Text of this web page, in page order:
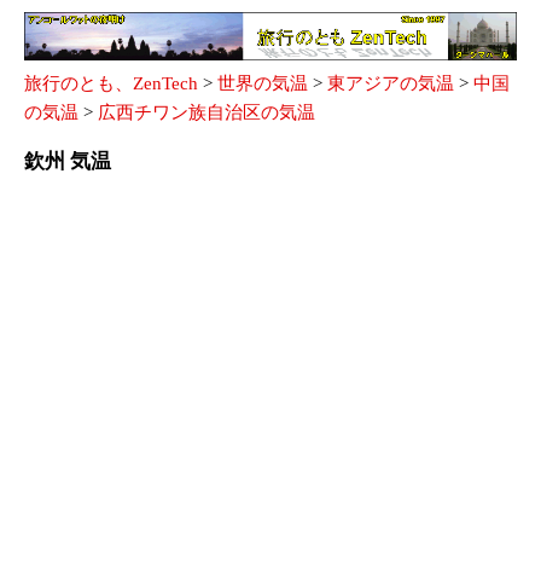
旅行のとも、ZenTech > 世界の気温 > 東アジアの気温 > 中国
の気温 > 広西チワン族自治区の気温
欽州 気温